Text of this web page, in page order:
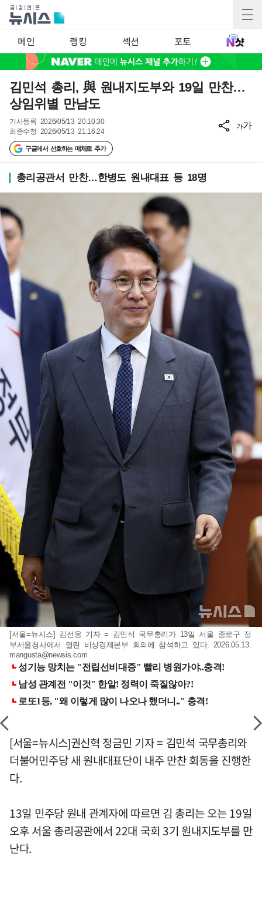
메인 랭킹 섹션 포토
김민석 총리, 與 원내지도부와 19일 만찬…
상임위별 만남도
기사등록 2026/05/13 20:10:30
최종수정 2026/05/13 21:16:24
구글에서 선호하는 매체로 추가
가가
총리공관서 만찬…한병도 원내대표 등 18명
[서울=뉴시스] 김선웅 기자 = 김민석 국무총리가 13일 서울 종로구 정
부서울청사에서 열린 비상경제본부 회의에 참석하고 있다. 2026.05.13.
mangusta@newsis.com
[서울=뉴시스]권신혁 정금민 기자 = 김민석 국무총리와
더불어민주당 새 원내대표단이 내주 만찬 회동을 진행한
다.
13일 민주당 원내 관계자에 따르면 김 총리는 오는 19일
오후 서울 총리공관에서 22대 국회 3기 원내지도부를 만
난다.